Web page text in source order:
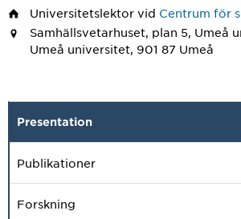
Universitetslektor vid Centrum för
Samhällsvetarhuset, plan 5, Umeå
Umeå universitet, 901 87 Umeå
Presentation
Publikationer
Forskning